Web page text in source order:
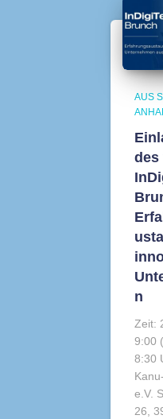
AUS
des
n
Zeit:
9:00
8:30
e.V.
26,